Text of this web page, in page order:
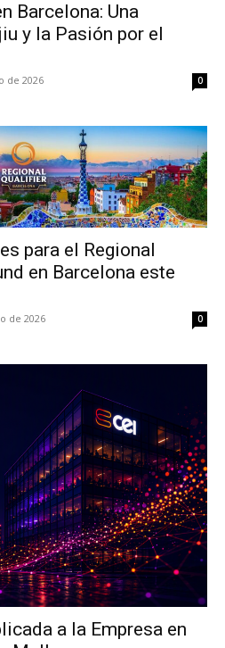
Barcelona: Una
y la Pasión por el
de 2026 0
para el Regional
en Barcelona este
de 2026 0
a la Empresa en